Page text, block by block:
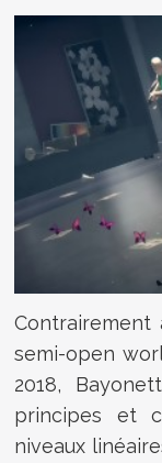
semi-open
2018,
principes et
niveaux